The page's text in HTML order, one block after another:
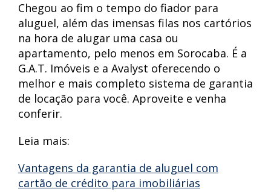
Chegou ao fim o tempo do fiador para
aluguel, além das imensas filas nos cartórios
na hora de alugar uma casa ou
apartamento, pelo menos em Sorocaba. É a
G.A.T. Imóveis e a Avalyst oferecendo o
melhor e mais completo sistema de garantia
de locação para você. Aproveite e venha
conferir.
Leia mais:
Vantagens da garantia de aluguel com
cartão de crédito para imobiliárias